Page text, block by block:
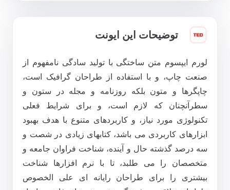
توضیحات این ایونت
لورم ایپسوم متن ساختگی با تولید سادگی نامفهوم از
صنعت چاپ، و با استفاده از طراحان گرافیک است،
چاپگرها و متون بلکه روزنامه و مجله در ستون و
سطرآنچنان که لازم است، و برای شرایط فعلی
تکنولوژی مورد نیاز، و کاربردهای متنوع با هدف بهبود
ابزارهای کاربردی می باشد، کتابهای زیادی در شصت و
سه درصد گذشته حال و آینده، شناخت فراوان جامعه و
متخصصان را می طلبد، تا با نرم افزارها شناخت
بیشتری را برای طراحان رایانه ای علی الخصوص